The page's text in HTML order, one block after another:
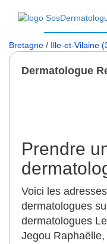
Bretagne / Ille-et-Vilaine
Dermatologue
Prendre
Voici les
dermatologues
dermatologues
Jegou